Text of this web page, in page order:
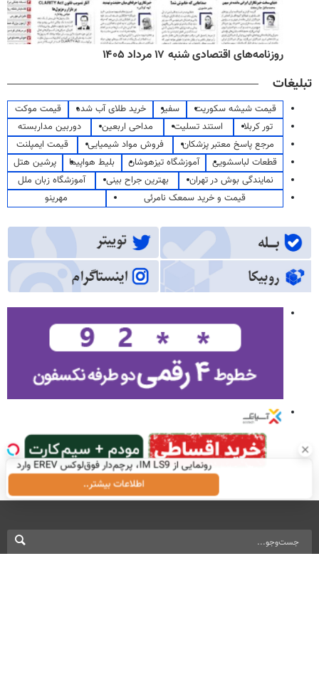
روزنامه‌های اقتصادی شنبه ۱۷ مرداد ۱۴۰۵
تبلیغات
قیمت شیشه سکوریت سفیر خرید طلای آب شده
قیمت موکت
تور کربلا
استند تسلیت مداحی اربعین
دوربین مداربسته
مرجع پاسخ معتبر پزشکان
فروش مواد شیمیایی
قیمت ایمپلنت
قطعات لباسشویی
آموزشگاه تیزهوشان بلیط هواپیما
پرشین هتل
نمایندگی بوش در تهران
بهترین جراح بینی
آموزشگاه زبان ملل
قیمت و خرید سمعک نامرئی
مهرینو
رونمایی از IM LS9، پرچم‌دار فوق‌لوکس EREV وارد
بازار ایران شد
اطلاعات بیشتر..